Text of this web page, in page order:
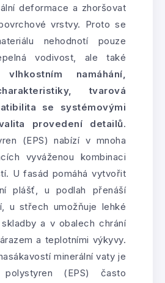
deformace a zhoršovat
vrstvy. Proto se
nehodnotí pouze
vodivost, ale také
namáhání,
tvarová
se systémovými
provedení detailů.
(EPS) nabízí v mnoha
vyváženou kombinaci
U fasád pomáhá vytvořit
plášť, u podlah přenáší
u střech umožňuje lehké
a v obalech chrání
a teplotními výkyvy.
minerální vaty je
(EPS) často